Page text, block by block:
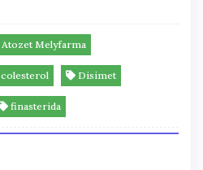
Atozet Melyfarma
colesterol Disimet
finasterida